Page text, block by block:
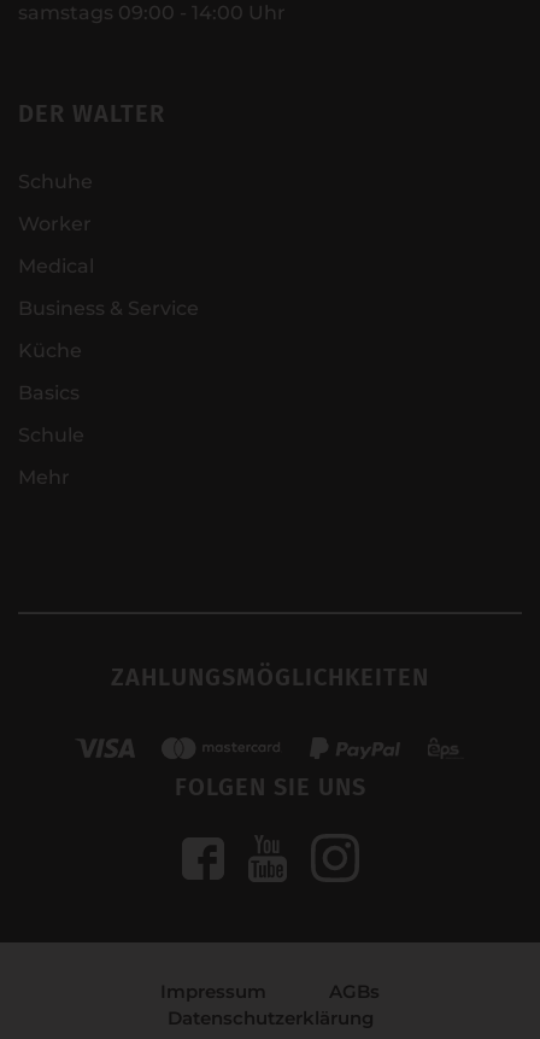
samstags 09:00 - 14:00 Uhr
DER WALTER
Schuhe
Worker
Medical
Business & Service
Küche
Basics
Schule
Mehr
ZAHLUNGSMÖGLICHKEITEN
FOLGEN SIE UNS
Impressum
AGBs
Datenschutzerklärung